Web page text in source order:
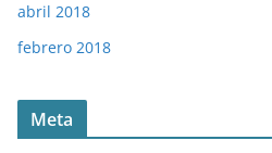
abril 2018
febrero 2018
Meta